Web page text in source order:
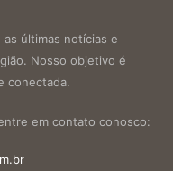
últimas notícias e
Nosso objetivo é
conectada.
em contato conosco: